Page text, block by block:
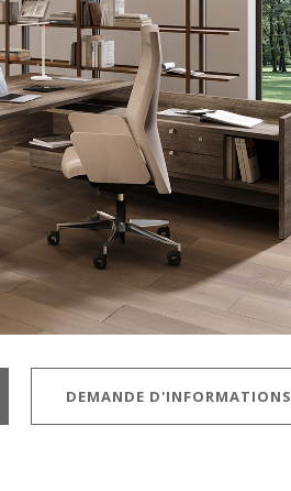
DEMANDE D'INFORMATIONS